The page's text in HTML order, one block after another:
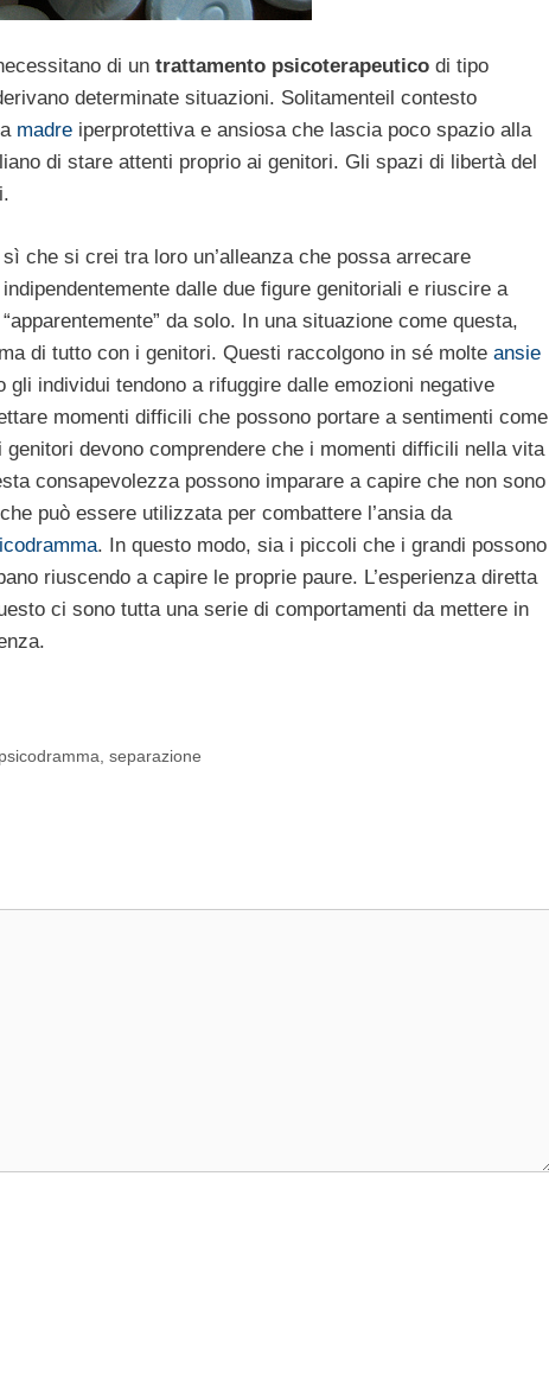
di un trattamento psicoterapeutico di tipo
determinate situazioni. Solitamenteil contesto
madre iperprotettiva e ansiosa che lascia poco spazio alla
di stare attenti proprio ai genitori. Gli spazi di libertà del
che si crei tra loro un’alleanza che possa arrecare
dalle due figure genitoriali e riuscire a
da solo. In una situazione come questa,
di tutto con i genitori. Questi raccolgono in sé molte ansie
individui tendono a rifuggire dalle emozioni negative
momenti difficili che possono portare a sentimenti come
devono comprendere che i momenti difficili nella vita
consapevolezza possono imparare a capire che non sono
può essere utilizzata per combattere l’ansia da
. In questo modo, sia i piccoli che i grandi possono
riuscendo a capire le proprie paure. L’esperienza diretta
ci sono tutta una serie di comportamenti da mettere in
psicodramma ,separazione